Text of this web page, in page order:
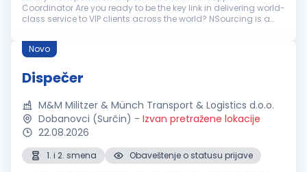
Coordinator Are you ready to be the key link in delivering world-
class service to VIP clients across the world? NSourcing is a
in the lu...
Novo
Dispečer
M&M Militzer & Münch Transport & Logistics d.o.o.
Dobanovci (Surčin) - Izvan pretražene lokacije
22.08.2026
1. i 2. smena
Obaveštenje o statusu prijave